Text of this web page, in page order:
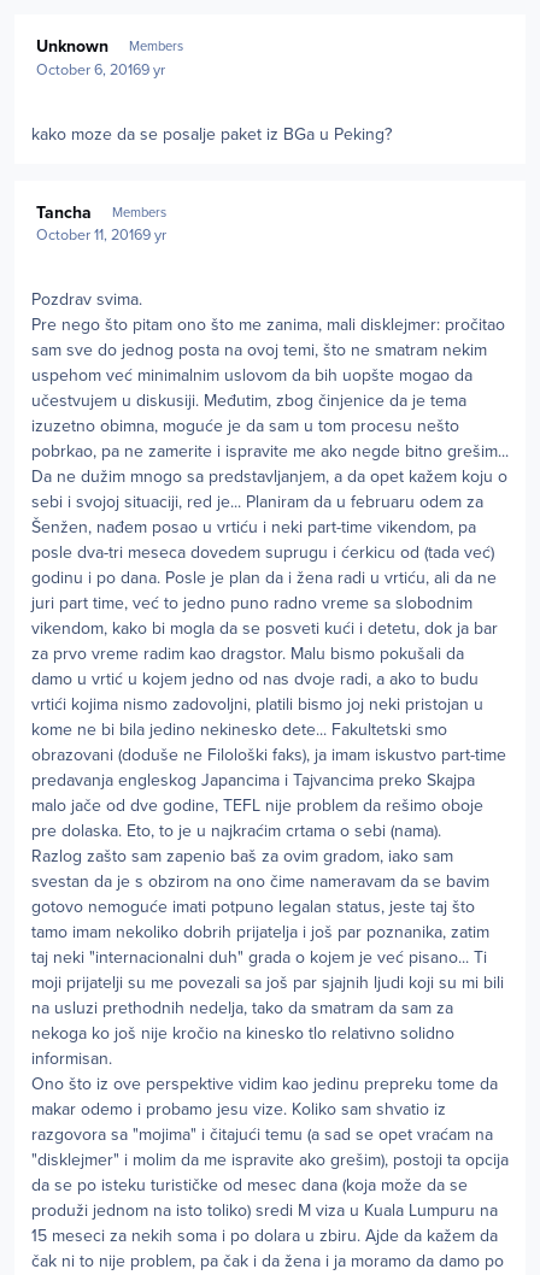
Unknown Members
October 6, 20169 yr
kako moze da se posalje paket iz BGa u Peking?
Tancha Members
October 11, 20169 yr
Pozdrav svima.
Pre nego što pitam ono što me zanima, mali disklejmer: pročitao
sam sve do jednog posta na ovoj temi, što ne smatram nekim
uspehom već minimalnim uslovom da bih uopšte mogao da
učestvujem u diskusiji. Međutim, zbog činjenice da je tema
izuzetno obimna, moguće je da sam u tom procesu nešto
pobrkao, pa ne zamerite i ispravite me ako negde bitno grešim...
Da ne dužim mnogo sa predstavljanjem, a da opet kažem koju o
sebi i svojoj situaciji, red je... Planiram da u februaru odem za
Šenžen, nađem posao u vrtiću i neki part-time vikendom, pa
posle dva-tri meseca dovedem suprugu i ćerkicu od (tada već)
godinu i po dana. Posle je plan da i žena radi u vrtiću, ali da ne
juri part time, već to jedno puno radno vreme sa slobodnim
vikendom, kako bi mogla da se posveti kući i detetu, dok ja bar
za prvo vreme radim kao dragstor. Malu bismo pokušali da
damo u vrtić u kojem jedno od nas dvoje radi, a ako to budu
vrtići kojima nismo zadovoljni, platili bismo joj neki pristojan u
kome ne bi bila jedino nekinesko dete... Fakultetski smo
obrazovani (doduše ne Filološki faks), ja imam iskustvo part-time
predavanja engleskog Japancima i Tajvancima preko Skajpa
malo jače od dve godine, TEFL nije problem da rešimo oboje
pre dolaska. Eto, to je u najkraćim crtama o sebi (nama).
Razlog zašto sam zapenio baš za ovim gradom, iako sam
svestan da je s obzirom na ono čime nameravam da se bavim
gotovo nemoguće imati potpuno legalan status, jeste taj što
tamo imam nekoliko dobrih prijatelja i još par poznanika, zatim
taj neki "internacionalni duh" grada o kojem je već pisano... Ti
moji prijatelji su me povezali sa još par sjajnih ljudi koji su mi bili
na usluzi prethodnih nedelja, tako da smatram da sam za
nekoga ko još nije kročio na kinesko tlo relativno solidno
informisan.
Ono što iz ove perspektive vidim kao jedinu prepreku tome da
makar odemo i probamo jesu vize. Koliko sam shvatio iz
razgovora sa "mojima" i čitajući temu (a sad se opet vraćam na
"disklejmer" i molim da me ispravite ako grešim), postoji ta opcija
da se po isteku turističke od mesec dana (koja može da se
produži jednom na isto toliko) sredi M viza u Kuala Lumpuru na
15 meseci za nekih soma i po dolara u zbiru. Ajde da kažem da
čak ni to nije problem, pa čak i da žena i ja moramo da damo po